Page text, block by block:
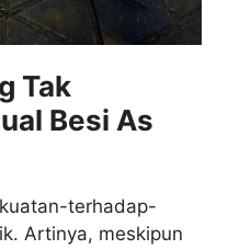
Tak
Besi As
terhadap-
Artinya, meskipun